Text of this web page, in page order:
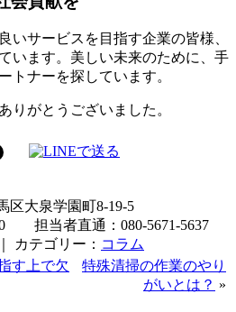
いサービスを目指す企業の皆様、
います。美しい未来のために、手
トナーを探しています。
りがとうございました。
大泉学園町8-19-5
担当者直通：080-5671-5637
カテゴリー： コラム
す上で欠
特殊清掃の作業のやり
がいとは？ »